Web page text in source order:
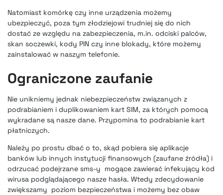
Natomiast komórkę czy inne urządzenia możemy
ubezpieczyć, poza tym złodziejowi trudniej się do nich
dostać ze względu na zabezpieczenia, m.in. odciski palców,
skan soczewki, kody PIN czy inne blokady, które możemy
zainstalować w naszym telefonie.
Ograniczone zaufanie
Nie unikniemy jednak niebezpieczeństw związanych z
podrabianiem i duplikowaniem kart SIM, za których pomocą
wykradane są nasze dane. Przypomina to podrabianie kart
płatniczych.
Należy po prostu dbać o to, skąd pobiera się aplikacje
banków lub innych instytucji finansowych (zaufane źródła) i
odrzucać podejrzane sms-y mogące zawierać infekujący kod
wirusa podglądającego nasze hasła. Wtedy zdecydowanie
zwiększamy poziom bezpieczeństwa i możemy bez obaw